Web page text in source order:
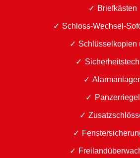
Briefkästen
Schloss-Wechsel-
Schlüsselkopien
Panzerriegel